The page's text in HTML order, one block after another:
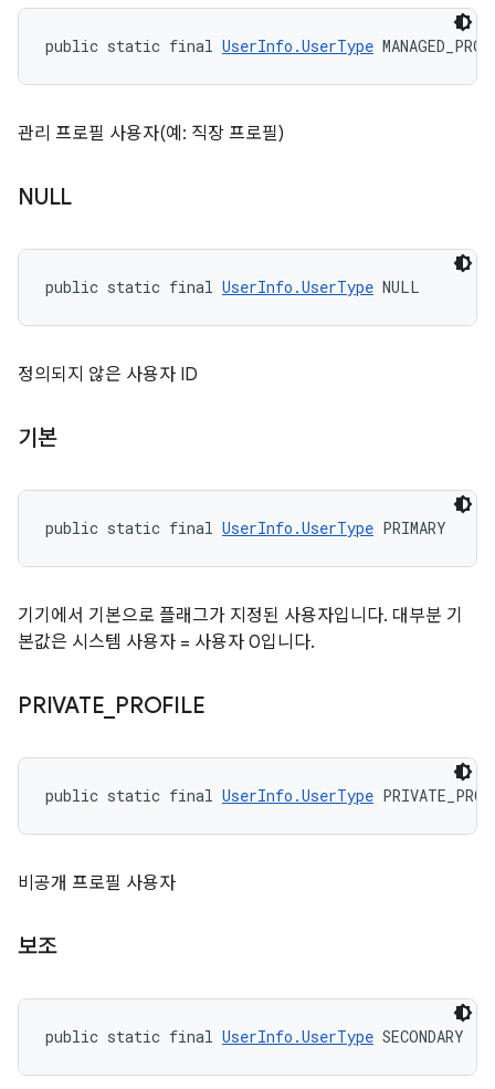
public static final UserInfo.UserType
관리 프로필 사용자(예: 직장 프로필)
NULL
public static final UserInfo.UserType NULL
정의되지 않은 사용자 ID
기본
public static final UserInfo.UserType PRIMARY
기기에서 기본으로 플래그가 지정된 사용자입니다. 대부분 기
본값은 시스템 사용자 = 사용자 0입니다.
PRIVATE PROFILE
public static final UserInfo.UserType
비공개 프로필 사용자
보조
public static final UserInfo.UserType SECONDARY